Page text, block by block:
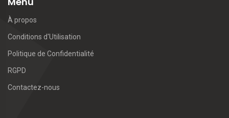
À propos
Conditions d'Utilisation
Politique de Confidentialité
RGPD
Contactez-nous